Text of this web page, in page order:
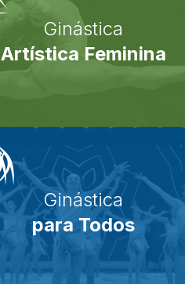
Ginástica
Artística Feminina
Ginástica
para Todos